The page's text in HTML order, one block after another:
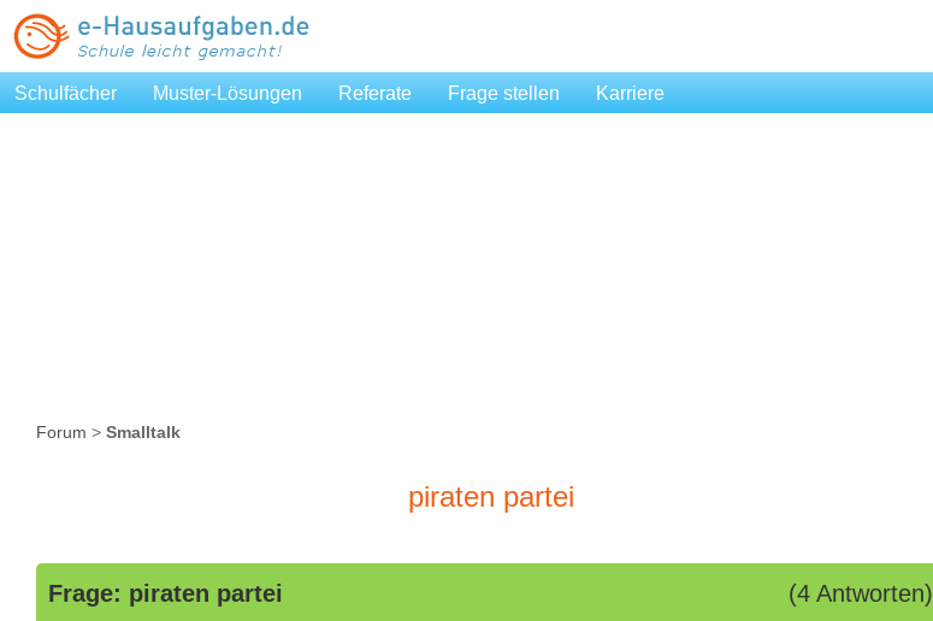
Schulfächer Muster-Lösungen Referate Frage stellen Karriere
Forum > Smalltalk
piraten partei
Frage: piraten partei (4 Antworten)